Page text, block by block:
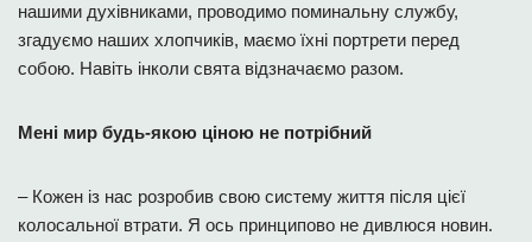
нашими духівниками, проводимо поминальну службу,
згадуємо наших хлопчиків, маємо їхні портрети перед
собою. Навіть інколи свята відзначаємо разом.
Мені мир будь-якою ціною не потрібний
– Кожен із нас розробив свою систему життя після цієї
колосальної втрати. Я ось принципово не дивлюся новин.